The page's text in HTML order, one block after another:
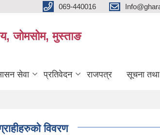
069-440016
जोमसोम, मुस्ताङ
सेवा प्रतिवेदन राजपत्र सूचना
विवरण